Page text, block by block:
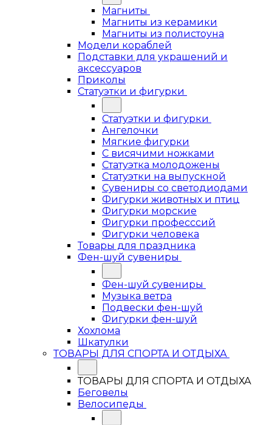
Магниты
Магниты из керамики
Магниты из полистоуна
Модели кораблей
Подставки для украшений и
аксессуаров
Приколы
Статуэтки и фигурки
Статуэтки и фигурки
Ангелочки
Мягкие фигурки
С висячими ножками
Статуэтка молодожены
Статуэтки на выпускной
Сувениры со светодиодами
Фигурки животных и птиц
Фигурки морские
Фигурки професссий
Фигурки человека
Товары для праздника
Фен-шуй сувениры
Фен-шуй сувениры
Музыка ветра
Подвески фен-шуй
Фигурки фен-шуй
Хохлома
Шкатулки
ТОВАРЫ ДЛЯ СПОРТА И ОТДЫХА
ТОВАРЫ ДЛЯ СПОРТА И ОТДЫХА
Беговелы
Велосипеды